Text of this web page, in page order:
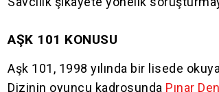
AŞK 101 KONUSU
Aşk 101, 1998 yılında bir lisede
Dizinin oyuncu kadrosunda Pınar